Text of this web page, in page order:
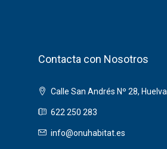
Contacta con Nosotros
Calle San Andrés Nº 28, Huelva
622 250 283
info@onuhabitat.es